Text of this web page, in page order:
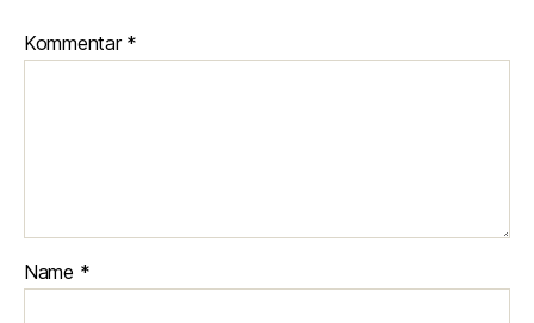
Kommentar *
Name *